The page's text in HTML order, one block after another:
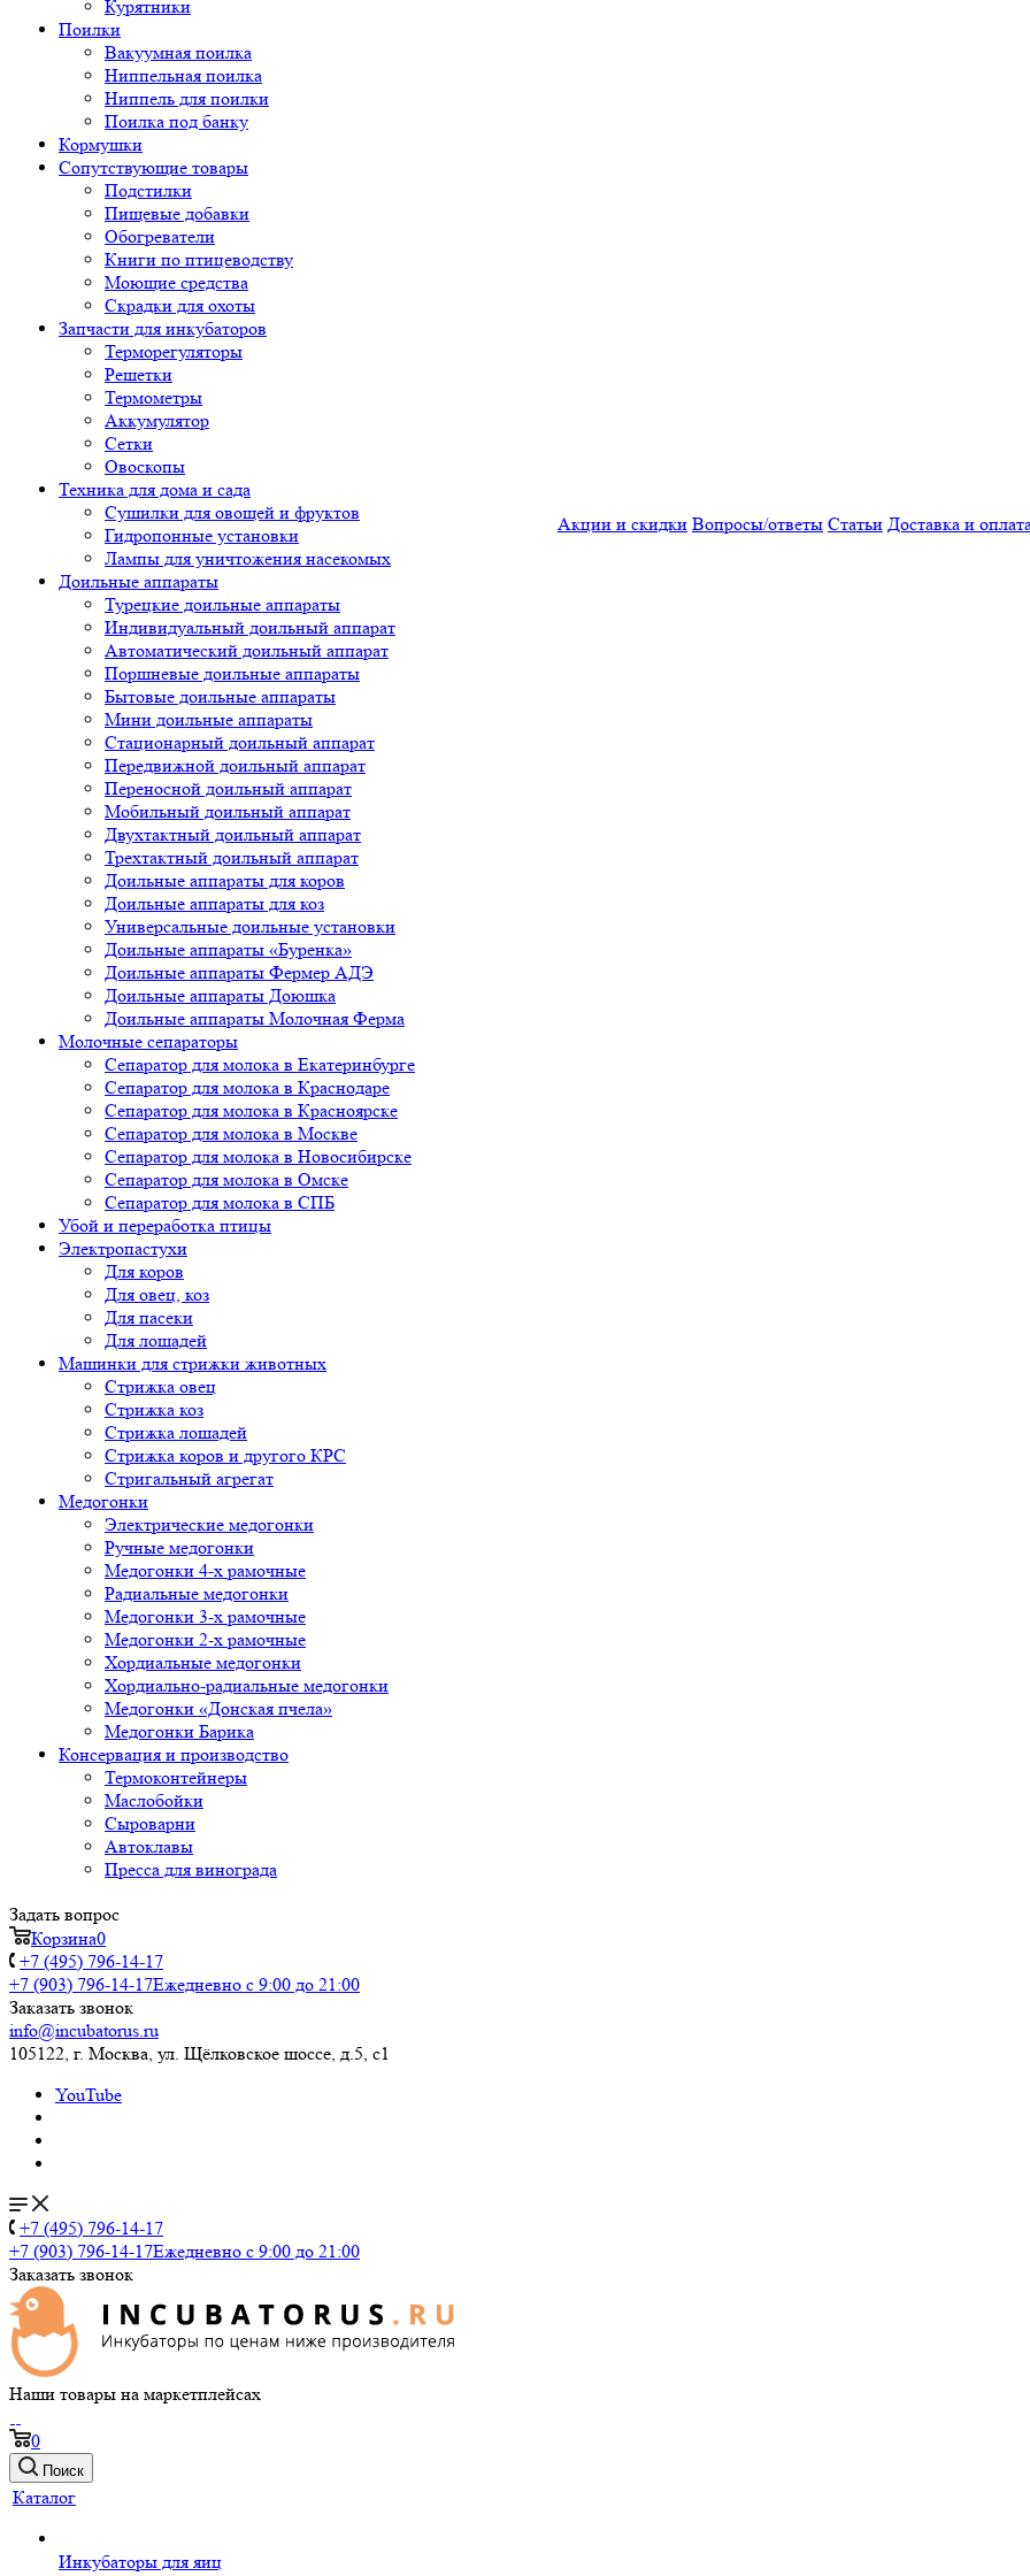
Курятники
Поилки
Вакуумная поилка
Ниппельная поилка
Ниппель для поилки
Поилка под банку
Кормушки
Сопутствующие товары
Подстилки
Пищевые добавки
Обогреватели
Книги по птицеводству
Моющие средства
Скрадки для охоты
Запчасти для инкубаторов
Терморегуляторы
Решетки
Термометры
Аккумулятор
Сетки
Овоскопы
Техника для дома и сада
Сушилки для овощей и фруктов
Гидропонные установки
Лампы для уничтожения насекомых
Доильные аппараты
Турецкие доильные аппараты
Индивидуальный доильный аппарат
Автоматический доильный аппарат
Поршневые доильные аппараты
Бытовые доильные аппараты
Мини доильные аппараты
Стационарный доильный аппарат
Передвижной доильный аппарат
Переносной доильный аппарат
Мобильный доильный аппарат
Двухтактный доильный аппарат
Трехтактный доильный аппарат
Доильные аппараты для коров
Доильные аппараты для коз
Универсальные доильные установки
Доильные аппараты «Буренка»
Доильные аппараты Фермер АДЭ
Доильные аппараты Доюшка
Доильные аппараты Молочная Ферма
Молочные сепараторы
Сепаратор для молока в Екатеринбурге
Сепаратор для молока в Краснодаре
Сепаратор для молока в Красноярске
Сепаратор для молока в Москве
Сепаратор для молока в Новосибирске
Сепаратор для молока в Омске
Сепаратор для молока в СПБ
Убой и переработка птицы
Электропастухи
Для коров
Для овец, коз
Для пасеки
Для лошадей
Машинки для стрижки животных
Стрижка овец
Стрижка коз
Стрижка лошадей
Стрижка коров и другого КРС
Стригальный агрегат
Медогонки
Электрические медогонки
Ручные медогонки
Медогонки 4-х рамочные
Радиальные медогонки
Медогонки 3-х рамочные
Медогонки 2-х рамочные
Хордиальные медогонки
Хордиально-радиальные медогонки
Медогонки «Донская пчела»
Медогонки Барика
Консервация и производство
Термоконтейнеры
Маслобойки
Сыроварни
Автоклавы
Пресса для винограда
Акции и скидки Вопросы/ответы Статьи Доставка и
Задать вопрос
Корзина0
+7 (495) 796-14-17
+7 (903) 796-14-17Ежедневно с 9:00 до 21:00
Заказать звонок
info@incubatorus.ru
105122, г. Москва, ул. Щёлковское шоссе, д.5, с1
YouTube
+7 (495) 796-14-17
+7 (903) 796-14-17Ежедневно с 9:00 до 21:00
Заказать звонок
Наши товары на маркетплейсах
0
Поиск
Каталог
Инкубаторы для яиц